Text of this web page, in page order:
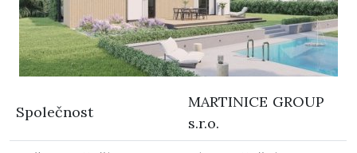
Společnost
MARTINICE GROUP
s.r.o.